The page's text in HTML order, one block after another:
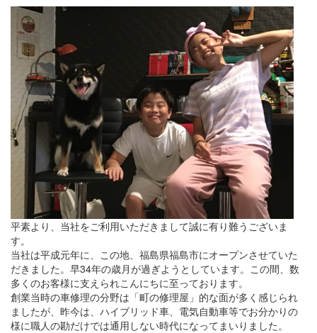
平素より、当社をご利用いただきまして誠に有り難うございま
す。
当社は平成元年に、この地、福島県福島市にオープンさせていた
だきました。早34年の歳月が過ぎようとしています。この間、数
多くのお客様に支えられこんにちに至っております。
創業当時の車修理の分野は「町の修理屋」的な面が多く感じられ
ましたが、昨今は、ハイブリッド車、電気自動車等でお分かりの
様に職人の勘だけでは通用しない時代になってまいりました。